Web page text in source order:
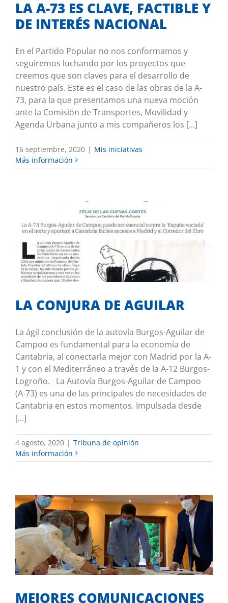
LA A-73 ES CLAVE, FACTIBLE Y
DE INTERÉS NACIONAL
En el Partido Popular no nos conformamos y
seguiremos luchando por los proyectos que
creemos que son claves para el desarrollo de
nuestro país. Este es el caso de las obras de la A-
73, para la que presentamos una nueva moción
ante la Comisión de Transportes, Movilidad y
Agenda Urbana junto a mis compañeros los [...]
16 septiembre, 2020 | Mis iniciativas
Más información
LA CONJURA DE AGUILAR
Tribuna de opinión
LA CONJURA DE AGUILAR
La ágil conclusión de la autovía Burgos-Aguilar de
Campoo es fundamental para la economía de
Cantabria, al conectarla mejor con Madrid por la A-
1 y con el Mediterráneo a través de la A-12 Burgos-
Logroño. La Autovía Burgos-Aguilar de Campoo
(A-73) es una de las principales de necesidades de
Cantabria en estos momentos. Impulsada desde
[...]
4 agosto, 2020 | Tribuna de opinión
Más información
MEJORES COMUNICACIONES PARA
CANTABRIA, BURGOS Y PALENCIA
Mis iniciativas
MEJORES COMUNICACIONES